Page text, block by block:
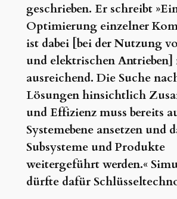
geschrieben. Er schreibt
Optimierung einzelner
ist dabei [bei der Nutzung
und elektrischen
ausreichend. Die Suche
Lösungen hinsichtlich
und Effizienz muss bereits
Systemebene ansetzen und
Subsysteme und Produkte
weitergeführt werden.«
dürfte dafür